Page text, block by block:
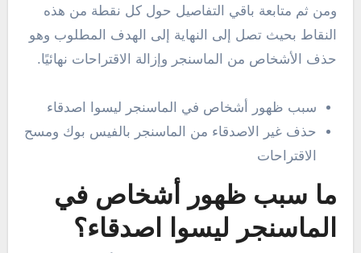
ومن ثم متابعة باقي التفاصيل حول كل نقطة من هذه
النقاط بحيث تصل إلى النهاية إلى الهدف المطلوب وهو
حذف الأشخاص من الماسنجر وإزالة الاقتراحات نهائيًا.
سبب ظهور أشخاص في الماسنجر ليسوا اصدقاء
حذف غير الاصدقاء من الماسنجر بالفيس بوك ومسح
الاقتراحات
ما سبب ظهور أشخاص في
الماسنجر ليسوا اصدقاء؟